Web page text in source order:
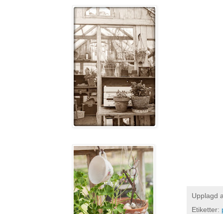
Upplagd
Etiketter: